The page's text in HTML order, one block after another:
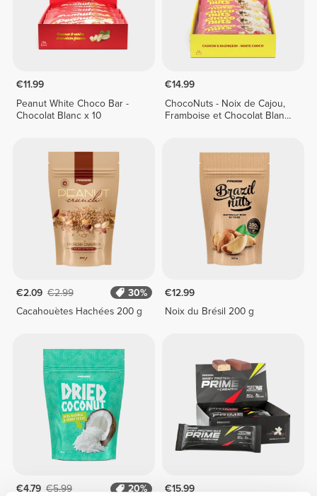
€11.99
Peanut White Choco Bar -
Chocolat Blanc x 10
€14.99
ChocoNuts - Noix de Cajou,
Framboise et Chocolat Blanc
€2.09 €2.99
30%
Cacahouètes Hachées 200 g
€12.99
Noix du Brésil 200 g
€4.79 €5.99
20%
€15.99